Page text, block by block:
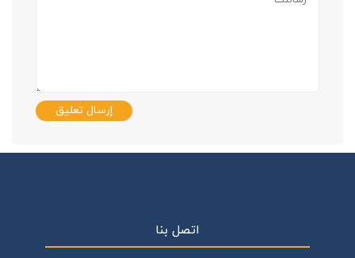
إرسال تعليق
اتصل بنا